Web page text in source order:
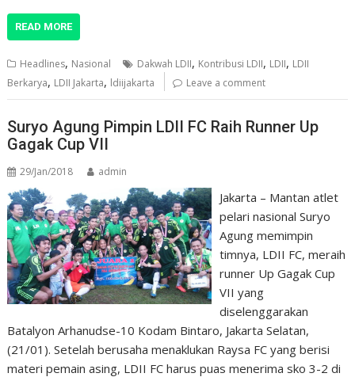
READ MORE
Headlines, Nasional Dakwah LDII, Kontribusi LDII, LDII, LDII
Berkarya, LDII Jakarta, ldiijakarta Leave a comment
Suryo Agung Pimpin LDII FC Raih Runner Up
Gagak Cup VII
29/Jan/2018 admin
Jakarta – Mantan atlet
pelari nasional Suryo
Agung memimpin
timnya, LDII FC, meraih
runner Up Gagak Cup
VII yang
diselenggarakan
Batalyon Arhanudse-10 Kodam Bintaro, Jakarta Selatan,
(21/01). Setelah berusaha menaklukan Raysa FC yang berisi
materi pemain asing, LDII FC harus puas menerima sko 3-2 di